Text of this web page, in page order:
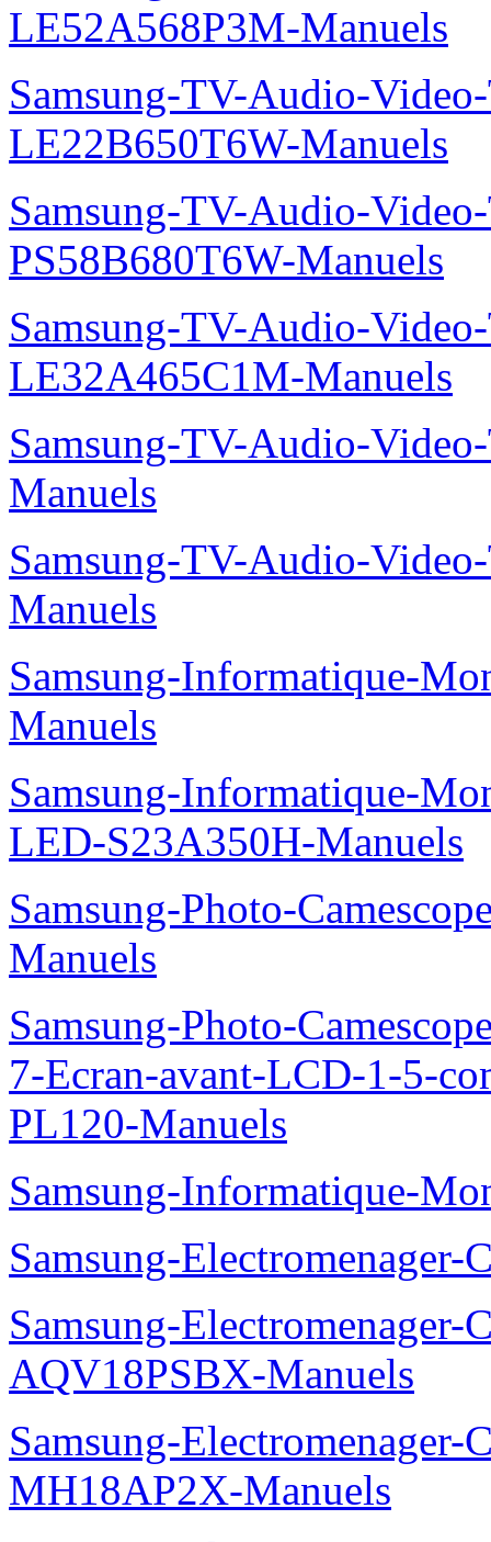
LE52A568P3M-Manuels
Samsung-TV-Audio-
LE22B650T6W-Manuels
Samsung-TV-Audio-
PS58B680T6W-Manuels
Samsung-TV-Audio-
LE32A465C1M-Manuels
Samsung-TV-Audio-
Manuels
Samsung-TV-Audio-
Manuels
Samsung-Informatique-
Manuels
Samsung-Informatique-
LED-S23A350H-Manuels
Samsung-Photo-
Manuels
Samsung-Photo-
7-Ecran-avant-LCD-1-5-
PL120-Manuels
Samsung-Informatique-
Samsung-
Samsung-Electromenager-
AQV18PSBX-Manuels
Samsung-Electromenager-
MH18AP2X-Manuels